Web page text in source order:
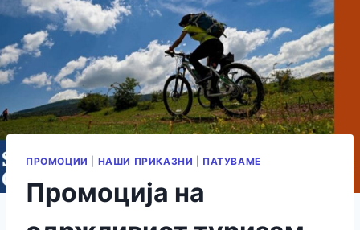
ПРОМОЦИИ НАШИ ПРИКАЗНИ ПАТУВАМЕ
Промоција на